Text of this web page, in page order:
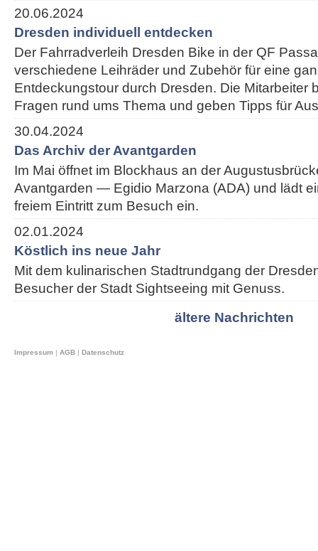
20.06.2024
Dresden individuell entdecken
Der Fahrradverleih Dresden Bike in der QF
verschiedene Leihräder und Zubehör für eine
Entdeckungstour durch Dresden. Die Mitarbeiter
Fragen rund ums Thema und geben Tipps für
30.04.2024
Das Archiv der Avantgarden
Im Mai öffnet im Blockhaus an der
Avantgarden — Egidio Marzona (ADA) und lädt
freiem Eintritt zum Besuch ein.
02.01.2024
Köstlich ins neue Jahr
Mit dem kulinarischen Stadtrundgang der
Besucher der Stadt Sightseeing mit Genuss.
ältere Nachrichten
Impressum | AGB | Datenschutz